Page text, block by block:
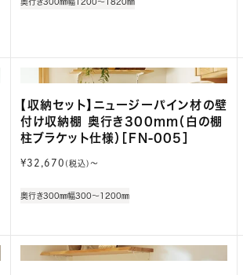
格
【収納セット】ニュージーパイン材の壁
付け収納棚 奥行き300mm（白の棚
柱ブラケット仕様）［FN-005］
通
格
¥32,670 (税込)〜
奥行き300㎜幅300～1200㎜